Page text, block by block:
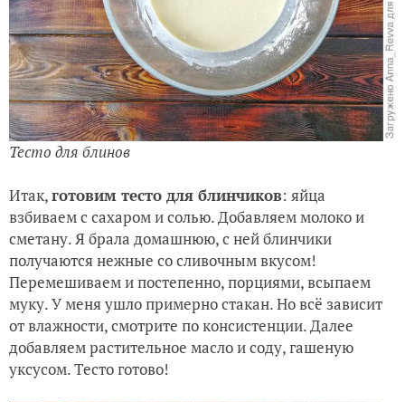
Тесто для блинов
Итак,готовим тесто для блинчиков: яйца
взбиваем с сахаром и солью. Добавляем молоко и
сметану. Я брала домашнюю, с ней блинчики
получаются нежные со сливочным вкусом!
Перемешиваем и постепенно, порциями, всыпаем
муку. У меня ушло примерно стакан. Но всё зависит
от влажности, смотрите по консистенции. Далее
добавляем растительное масло и соду, гашеную
уксусом. Тесто готово!